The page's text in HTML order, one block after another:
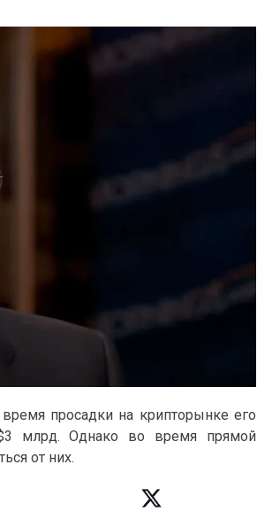
просадки на крипторынке его
млрд. Однако во время прямой
от них.